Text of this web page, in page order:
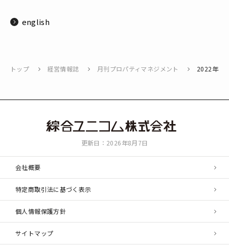
english
トップ 経営情報誌 月刊プロパティマネジメント 2022年4
ニ
コ
ム
更新日：2026年8月7日
会社概要
特定商取引法に基づく表示
個人情報保護方針
サイトマップ